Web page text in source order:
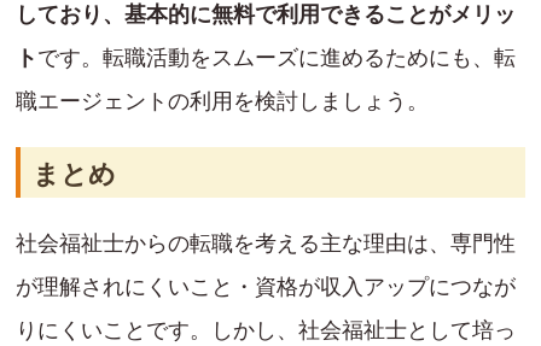
しており、基本的に無料で利用できることがメリッ
ト です。転職活動をスムーズに進めるためにも、転
職エージェントの利用を検討しましょう。
まとめ
社会福祉士からの転職を考える主な理由は、専門性
が理解されにくいこと・資格が収入アップにつなが
りにくいことです。しかし、社会福祉士として培っ